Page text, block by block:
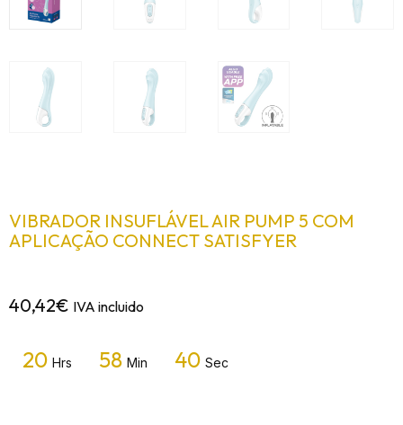
VIBRADOR INSUFLÁVEL AIR PUMP 5 COM
APLICAÇÃO CONNECT SATISFYER
40,42€ IVA incluido
20 Hrs 58 Min 40 Sec